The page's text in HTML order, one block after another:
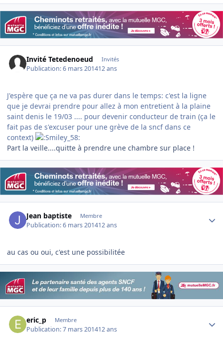
Invité Tetedenoeud Invités
Publication:6 mars 201412 ans
J'espère que ça ne va pas durer dans le temps: c'est la ligne
que je devrai prendre pour allez à mon entretient à la plaine
saint denis le 19/03 .... pour devenir conducteur de train (ça le
fait pas de s'excuser pour une grève de la sncf dans ce
context)
Part la veille....quitte à prendre une chambre sur place !
Jean baptiste Membre
Publication:6 mars 201412 ans
au cas ou oui, c'est une possibilitée
eric_p Membre
Publication:7 mars 201412 ans